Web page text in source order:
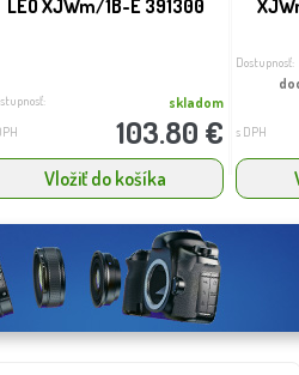
LEO XJWm/1B-E 391300
skladom
103.80 €
Vložiť do košíka
Dostupnosť:
s DPH